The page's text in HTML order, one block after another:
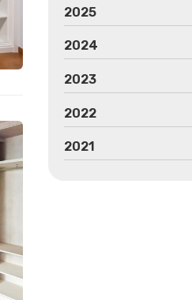
2025
2024
2023
2022
2021